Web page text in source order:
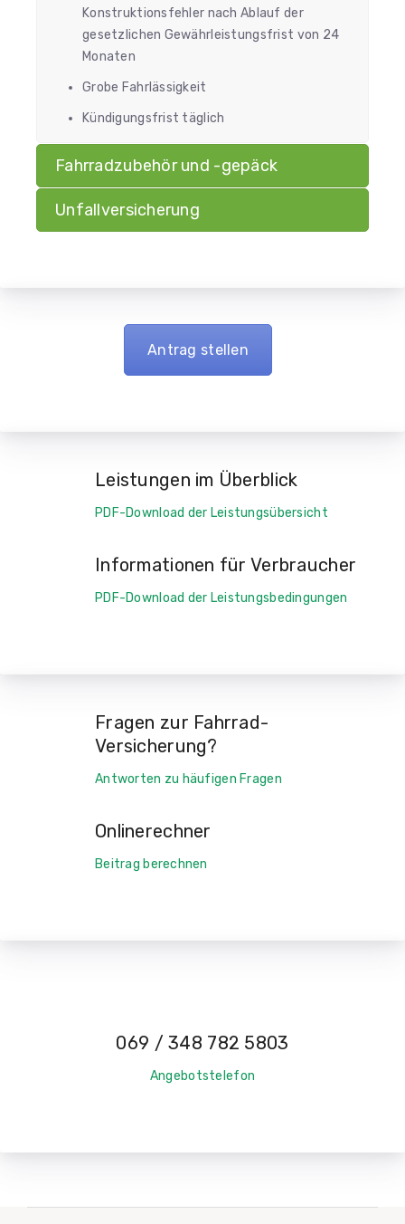
Konstruktionsfehler nach Ablauf der
gesetzlichen Gewährleistungsfrist von 24
Monaten
Grobe Fahrlässigkeit
Kündigungsfrist täglich
Fahrradzubehör und -gepäck
Unfallversicherung
Antrag stellen
Leistungen im Überblick
PDF-Download der Leistungsübersicht
Informationen für Verbraucher
PDF-Download der Leistungsbedingungen
Fragen zur Fahrrad-
Versicherung?
Antworten zu häufigen Fragen
Onlinerechner
Beitrag berechnen
069 / 348 782 5803
Angebotstelefon